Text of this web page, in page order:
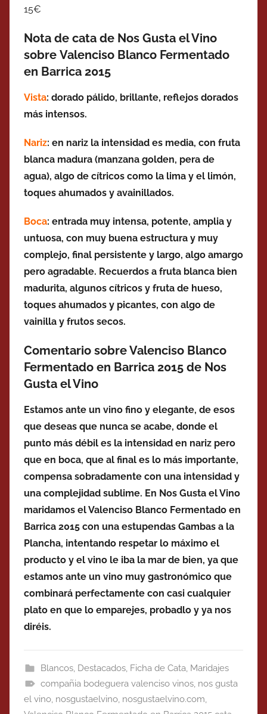
15€
Nota de cata de Nos Gusta el Vino
sobre Valenciso Blanco Fermentado
en Barrica 2015
Vista: dorado pálido, brillante, reflejos dorados
más intensos.
Nariz: en nariz la intensidad es media, con fruta
blanca madura (manzana golden, pera de
agua), algo de cítricos como la lima y el limón,
toques ahumados y avainillados.
Boca: entrada muy intensa, potente, amplia y
untuosa, con muy buena estructura y muy
complejo, final persistente y largo, algo amargo
pero agradable. Recuerdos a fruta blanca bien
madurita, algunos cítricos y fruta de hueso,
toques ahumados y picantes, con algo de
vainilla y frutos secos.
Comentario sobre Valenciso Blanco
Fermentado en Barrica 2015 de Nos
Gusta el Vino
Estamos ante un vino fino y elegante, de esos
que deseas que nunca se acabe, donde el
punto más débil es la intensidad en nariz pero
que en boca, que al final es lo más importante,
compensa sobradamente con una intensidad y
una complejidad sublime. En Nos Gusta el Vino
maridamos el Valenciso Blanco Fermentado en
Barrica 2015 con una estupendas Gambas a la
Plancha, intentando respetar lo máximo el
producto y el vino le iba la mar de bien, ya que
estamos ante un vino muy gastronómico que
combinará perfectamente con casi cualquier
plato en que lo emparejes, probadlo y ya nos
diréis.
Blancos, Destacados, Ficha de Cata, Maridajes
compañia bodeguera valenciso vinos, nos gusta
el vino, nosgustaelvino, nosgustaelvino.com,